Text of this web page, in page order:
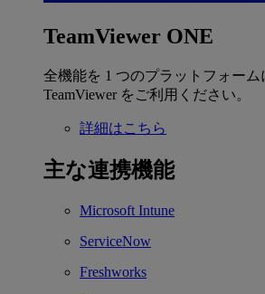
TeamViewer ONE
全機能を 1 つのプラットフォーム
TeamViewer をご利用ください。
詳細はこちら
主な連携機能
Microsoft Intune
ServiceNow
Freshworks